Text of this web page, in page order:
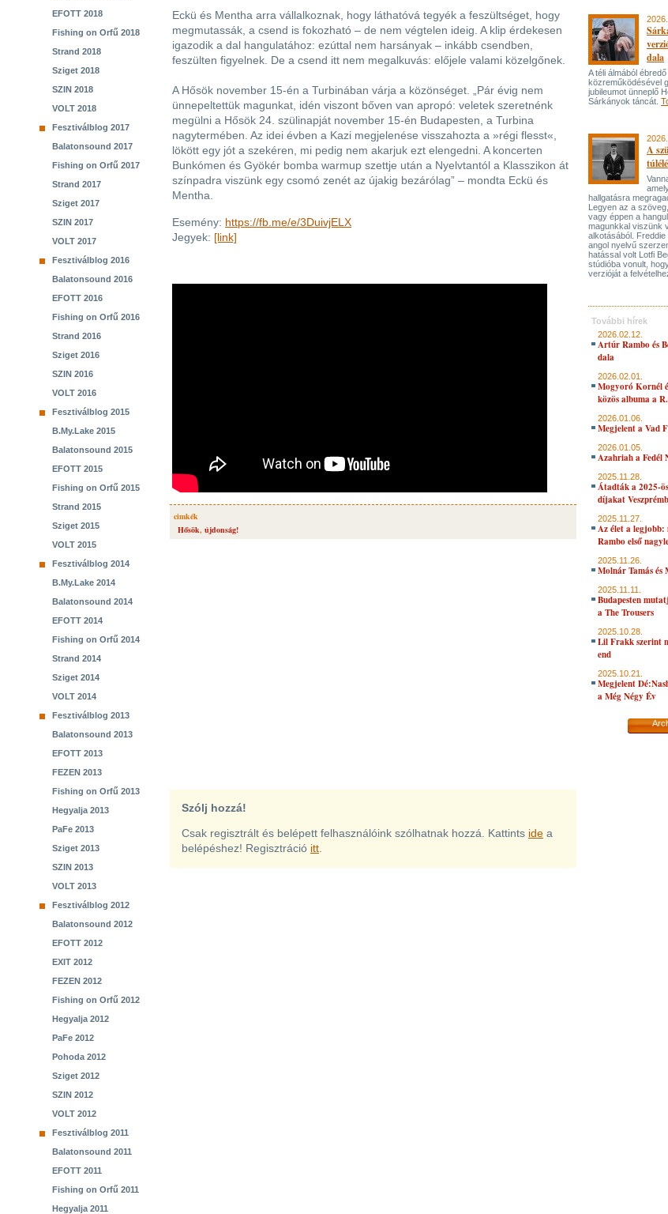
EFOTT 2018
Fishing on Orfű 2018
Strand 2018
Sziget 2018
SZIN 2018
VOLT 2018
Fesztiválblog 2017
Balatonsound 2017
Fishing on Orfű 2017
Strand 2017
Sziget 2017
SZIN 2017
VOLT 2017
Fesztiválblog 2016
Balatonsound 2016
EFOTT 2016
Fishing on Orfű 2016
Strand 2016
Sziget 2016
SZIN 2016
VOLT 2016
Fesztiválblog 2015
B.My.Lake 2015
Balatonsound 2015
EFOTT 2015
Fishing on Orfű 2015
Strand 2015
Sziget 2015
VOLT 2015
Fesztiválblog 2014
B.My.Lake 2014
Balatonsound 2014
EFOTT 2014
Fishing on Orfű 2014
Strand 2014
Sziget 2014
VOLT 2014
Fesztiválblog 2013
Balatonsound 2013
EFOTT 2013
FEZEN 2013
Fishing on Orfű 2013
Hegyalja 2013
PaFe 2013
Sziget 2013
SZIN 2013
VOLT 2013
Fesztiválblog 2012
Balatonsound 2012
EFOTT 2012
EXIT 2012
FEZEN 2012
Fishing on Orfű 2012
Hegyalja 2012
PaFe 2012
Pohoda 2012
Sziget 2012
SZIN 2012
VOLT 2012
Fesztiválblog 2011
Balatonsound 2011
EFOTT 2011
Fishing on Orfű 2011
Hegyalja 2011
Eckü és Mentha arra vállalkoznak, hogy láthatóvá tegyék a feszültséget, hogy
megmutassák, a csend is fokozható – de nem végtelen ideig. A klip érdekesen
igazodik a dal hangulatához: ezúttal nem harsányak – inkább csendben,
feszülten figyelnek. De a csend itt nem megalkuvás: előjele valami közelgőnek.
A Hősök november 15-én a Turbinában várja a közönséget. „Pár évig nem
ünnepeltettük magunkat, idén viszont bőven van apropó: veletek szeretnénk
megülni a Hősök 24. szülinapját november 15-én Budapesten, a Turbina
nagytermében. Az idei évben a Kazi megjelenése visszahozta a »régi flesst«,
lökött egy jót a szekéren, mi pedig nem akarjuk ezt elengedni. A koncerten
Bunkómen és Gyökér bomba warmup szettje után a Nyelvtantól a Klasszikon át
színpadra viszünk egy csomó zenét az újakig bezárólag” – mondta Eckü és
Mentha.
Esemény: https://fb.me/e/3DuivjELX
Jegyek: [link]
cimkék
Hősök, újdonság!
Szólj hozzá!
Csak regisztrált és belépett felhasználóink szólhatnak hozzá. Kattints ide a
belépéshez! Regisztráció itt
dala
A téli álmából
közreműködésével
jubileumot ünneplő
Sárkányok táncát.
A
hallgatásra
Legyen az a
vagy éppen a
magunkkal viszünk
alkotásából.
angol nyelvű
hatással volt Lotfi
stúdióba vonult,
verzióját a
További hírek
2026.02.12.
Artúr Rambo és
dala
2026.02.01.
Mogyoró Kornél
közös albuma a
2026.01.06.
Megjelent a Vad
2026.01.05.
Azahriah a Fedél
2025.11.28.
Átadták a 2025-
díjakat
2025.11.27.
Az élet a
Rambo első
2025.11.26.
Molnár Tamás és
2025.11.11.
Budapesten
a The Trousers
2025.10.28.
Lil Frakk szerint
end
2025.10.21.
Megjelent
a Még Négy Év